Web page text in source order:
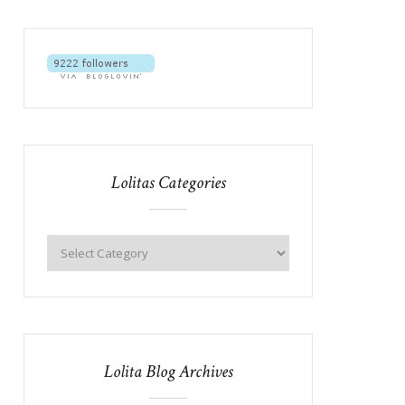
Lolitas Categories
Lolita Blog Archives